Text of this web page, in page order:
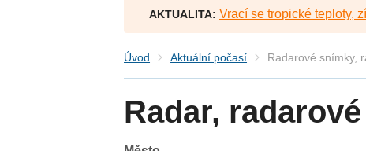
AKTUALITA: Vrací se tropické teploty,
Úvod Aktuální počasí Radarové snímky,
Radar,